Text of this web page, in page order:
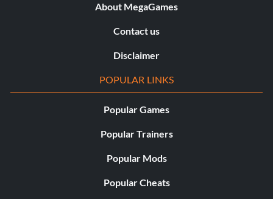
About MegaGames
Contact us
Disclaimer
POPULAR LINKS
Popular Games
Popular Trainers
Popular Mods
Popular Cheats